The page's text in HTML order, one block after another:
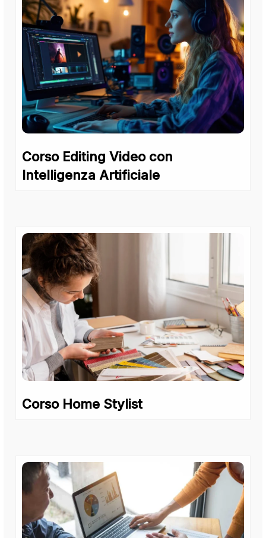
Corso Editing Video con
Intelligenza Artificiale
Corso Home Stylist